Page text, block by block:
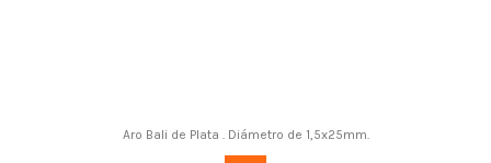
Aro Bali de Plata . Diámetro de 1,5x25mm.